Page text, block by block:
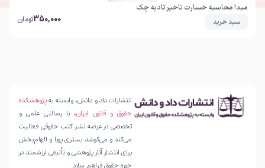
مبدا محاسبه خسارت تاخیر تادیه چک
سبد خرید 350,000تومان
انتشارات داد و دانش، وابسته بهپژوهشکده
حقوق و قانون ایران، با رسالتی علمی و
تخصصی در عرصه نشر کتب حقوقی فعالیت
می‌کند و می‌کوشد بستری پویا و الهام‌بخش
برای انتشار آثار پژوهشی و تألیفی ارزشمند در
حوزه حقوق فراهم سازد.